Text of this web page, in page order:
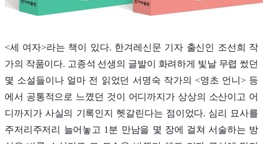
<세 여자>라는 책이 있다. 한겨레신문 기자 출신인 조선희 작
가의 작품이다. 고종석 선생의 글발이 화려하게 빛날 무렵 썼던
몇 소설들이나 얼마 전 읽었던 서명숙 작가의 <영초 언니> 등
에서 공통적으로 느꼈던 것이 어디까지가 상상의 소산이고 어
디까지가 사실의 기록인지 헷갈린다는 점이었다. 심리 묘사를
주저리주저리 늘어놓고 1분 만남을 몇 장에 걸쳐 서술하는 방